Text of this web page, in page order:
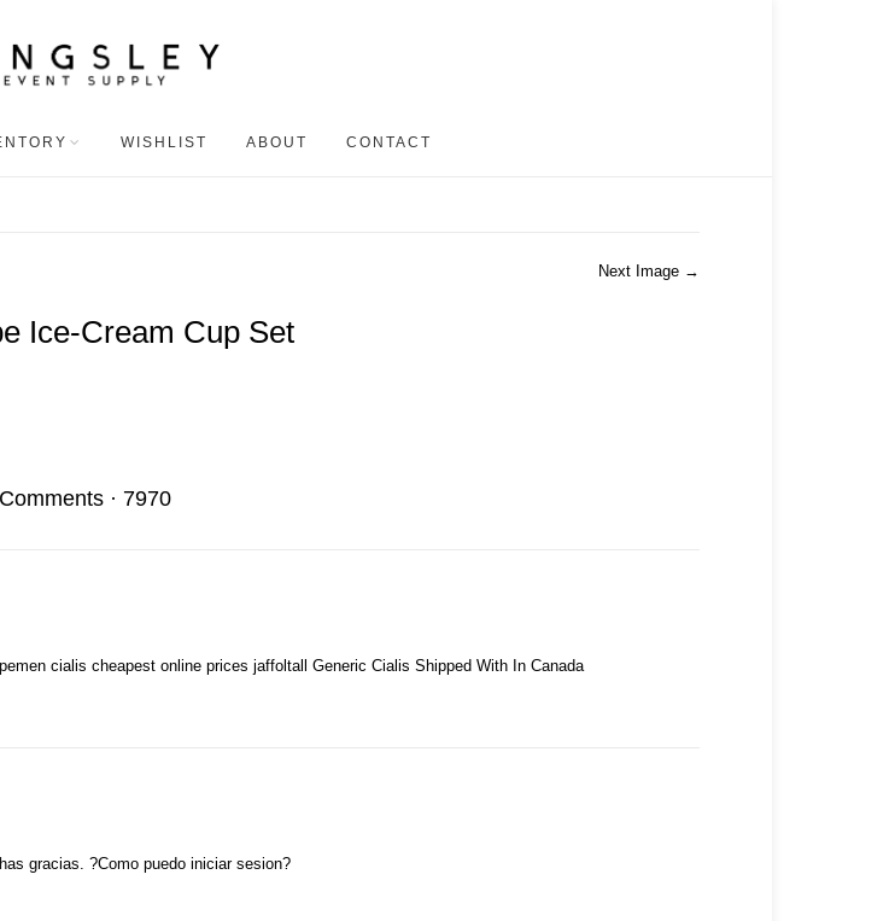
WISHLIST ABOUT CONTACT
Next Image →
Ice-Cream Cup Set
Comments · 7970
cialis cheapest online prices jaffoltall Generic Cialis Shipped With In Canada
gracias. ?Como puedo iniciar sesion?